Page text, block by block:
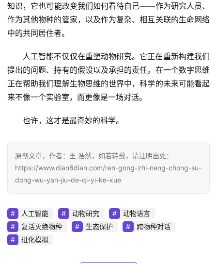
知识，它也可能改变我们如何看待自己——作为研究人员、
作为其他物种的管家，以及作为复杂、相互关联的生命网络
中的共同居住者。
人工智能不仅仅在重塑动物研究。它正在重新构建我们
提出的问题、持有的假设以及承担的责任。在一个数字思维
正在帮助我们理解生物思维的世界中，科学的未来可能看起
来不像一个实验室，而更像是一场对话。
也许，这才是最奇妙的科学。
原创文章，作者：王 浩然，如若转载，请注明出处：
https://www.dian8dian.com/ren-gong-zhi-neng-chong-su-
dong-wu-yan-jiu-de-qi-yi-ke-xue
人工智能 动物研究
动物语言
复活灭绝物种
生态保护
跨物种对话
进化模拟